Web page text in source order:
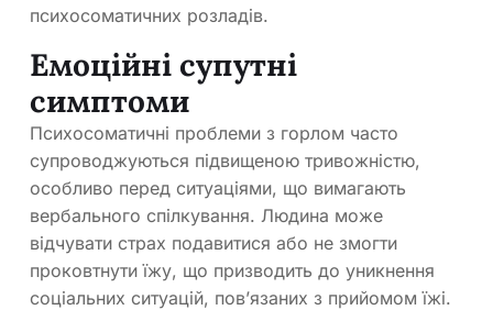
психосоматичних розладів.
Емоційні супутні
симптоми
Психосоматичні проблеми з горлом часто
супроводжуються підвищеною тривожністю,
особливо перед ситуаціями, що вимагають
вербального спілкування. Людина може
відчувати страх подавитися або не змогти
проковтнути їжу, що призводить до уникнення
соціальних ситуацій, пов’язаних з прийомом їжі.